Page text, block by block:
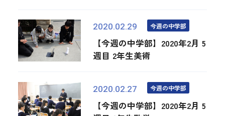
2020.02.29 今週の中学部
【今週の中学部】2020年2月 5
週目 2年生美術
2020.02.27 今週の中学部
【今週の中学部】2020年2月 5